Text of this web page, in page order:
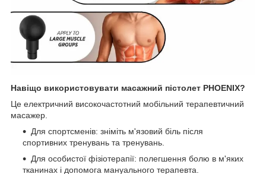
Навіщо використовувати масажний пістолет PHOENIX?
Це електричний високочастотний мобільний терапевтичний
масажер.
Для спортсменів: зніміть м'язовий біль після
спортивних тренувань та тренувань.
Для особистої фізіотерапії: полегшення болю в м'яких
тканинах і допомога мануального терапевта.